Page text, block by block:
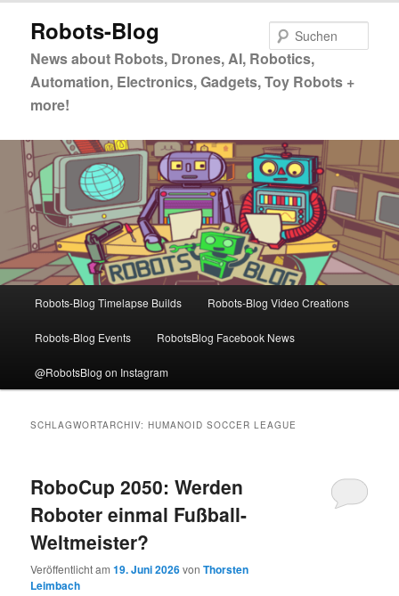
primären
springen
sekundären
springen
Robots-Blog
News about Robots, Drones, AI, Robotics,
Automation, Electronics, Gadgets, Toy Robots +
more!
Robots-Blog Timelapse Builds Robots-Blog Video Creations
Robots-Blog Events RobotsBlog Facebook News
@RobotsBlog on Instagram
SCHLAGWORTARCHIV:HUMANOID SOCCER LEAGUE
RoboCup 2050: Werden
Roboter einmal Fußball-
Weltmeister?
Veröffentlicht am19. Juni 2026vonThorsten
Leimbach